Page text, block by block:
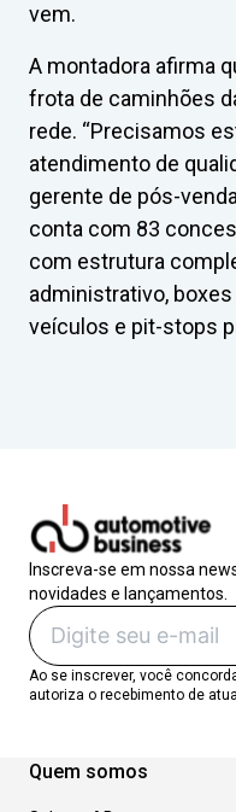
vem.
A montadora afirma
frota de caminhões
rede. “Precisamos
atendimento de
gerente de pós-
conta com 83
com estrutura
administrativo,
veículos e pit-stops
Inscreva-se em nossa
novidades e lançamentos.
Ao se inscrever, você
autoriza o recebimento de
Quem somos